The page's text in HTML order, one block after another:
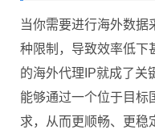
当你需要进行海外数据
种限制，导致效率低下
的海外代理IP就成了关
能够通过一个位于目标
求，从而更顺畅、更稳